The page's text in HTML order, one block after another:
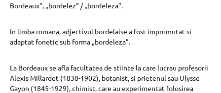
Bordeaux”, „bordelez” / „bordeleza”.
In limba romana, adjectivul bordelaise a fost imprumutat si
adaptat fonetic sub forma „bordeleza”.
La Bordeaux se afla facultatea de stiinte la care lucrau profesorii
Alexis Millardet (1838-1902), botanist, si prietenul sau Ulysse
Gayon (1845-1929), chimist, care au experimentat folosirea